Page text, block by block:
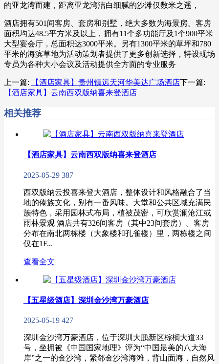
的亚龙湾而建，距离亚龙湾洁白细腻的沙滩仅数米之遥，
酒店拥有501间客房、套房和别墅，绝大多数为海景房。客房
面积均达48.5平方米及以上，拥有11个多功能厅及1个900平米
大型宴会厅，总面积达3000平米。另有1300平米的草坪和780
平米的海滨草地为活动策划者提供了更多创新选择，特设现场
专员为各种大小会议及活动提供全方面的专业服务
上一篇: 【酒店家具】贵州镇远天河华美达广场酒店下一篇:
【酒店家具】云南西双版纳喜来登酒店
相关推荐
【酒店家具】云南西双版纳喜来登酒店
2025-05-29 387
西双版纳云投喜来登大酒店，整体设计和风格融合了当
地的傣族文化，别有一番风味。大堂和公共区域充满民
族特色，采用园林式布局，植被茂密，可欣赏澜沧江或
雨林景观 酒店共有326间客房（其中23间套房）。客房
分布在南北两栋楼（大象楼和孔雀楼）里，两栋楼之间
仅在1F...
查看全文
【五星级酒店】深圳金沙湾万豪酒店
2025-05-19 427
深圳金沙湾万豪酒店，位于深圳大鹏新区棕榈大道33
号，坐拥被《中国国家地理》评为“中国最美的八大海
岸”之一的金沙湾，紧邻金沙湾海滩，背山面海，自然风